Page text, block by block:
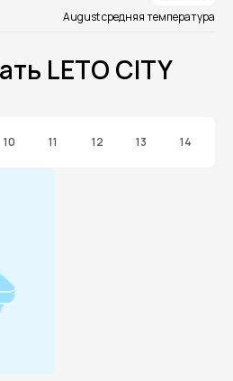
August средняя температура
LETO CITY
10 11 12 13 14